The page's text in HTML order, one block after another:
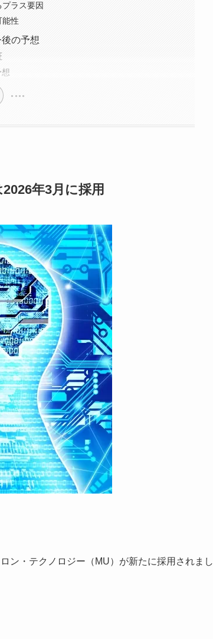
ラス要因
能性
の予想
年3月に採用
ン・テクノロジー（MU）が新たに採用されまし